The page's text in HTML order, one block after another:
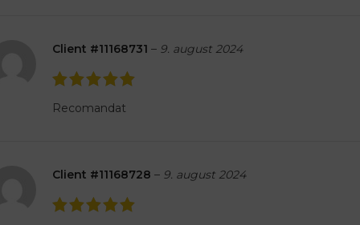
Client #11168731 – 9. august 2024
Recomandat
Client #11168728 – 9. august 2024